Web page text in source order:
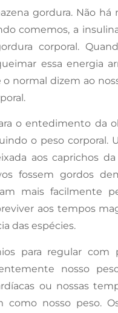
gordura. Não há
comemos, a
corporal.
essa energia
normal dizem ao
o entedimento da
o peso corporal.
aos caprichos
fossem gordos
mais facilmente
aos tempos
das espécies.
para regular com
nosso
ou nossas
como nosso peso.